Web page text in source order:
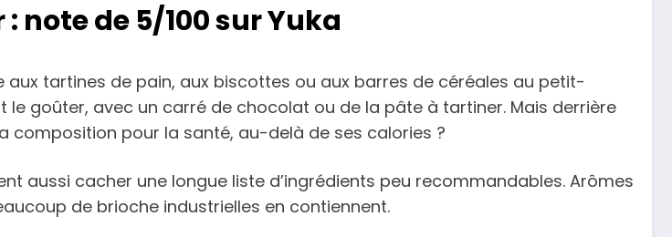
note de 5/100 sur Yuka
tartines de pain, aux biscottes ou aux barres de céréales au petit-
goûter, avec un carré de chocolat ou de la pâte à tartiner. Mais derrière
composition pour la santé, au-delà de ses calories ?
aussi cacher une longue liste d’ingrédients peu recommandables. Arômes
de brioche industrielles en contiennent.